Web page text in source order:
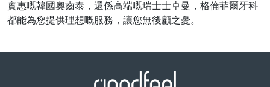
實惠嘅韓國奧齒泰，還係高端嘅瑞士士卓曼，格倫菲爾牙科
都能為您提供理想嘅服務，讓您無後顧之憂。